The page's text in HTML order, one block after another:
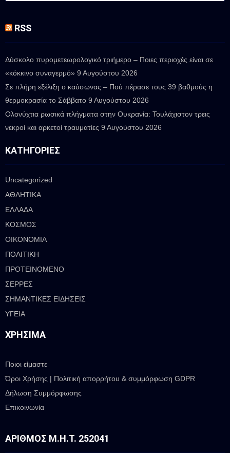
RSS
Δύσκολο πυρομετεωρολογικό τριήμερο – Ποιες περιοχές είναι σε
«κόκκινο συναγερμό» 9 Αυγούστου 2026
Σε πλήρη εξέλιξη ο καύσωνας – Πού πέρασε τους 39 βαθμούς η
θερμοκρασία το Σάββατο 9 Αυγούστου 2026
Ολονύχτια ρωσικά πλήγματα στην Ουκρανία: Τουλάχιστον τρεις
νεκροί και αρκετοί τραυματίες 9 Αυγούστου 2026
ΚΑΤΗΓΟΡΊΕΣ
Uncategorized
ΑΘΛΗΤΙΚΑ
ΕΛΛΑΔΑ
ΚΟΣΜΟΣ
ΟΙΚΟΝΟΜΙΑ
ΠΟΛΙΤΙΚΗ
ΠΡΟΤΕΙΝΟΜΕΝΟ
ΣΕΡΡΕΣ
ΣΗΜΑΝΤΙΚΕΣ ΕΙΔΗΣΕΙΣ
ΥΓΕΙΑ
ΧΡΉΣΙΜΑ
Ποιοι είμαστε
Όροι Χρήσης | Πολιτική απορρήτου & συμμόρφωση GDPR
Δήλωση Συμμόρφωσης
Επικοινωνία
ΑΡΙΘΜΌΣ Μ.Η.Τ. 252041